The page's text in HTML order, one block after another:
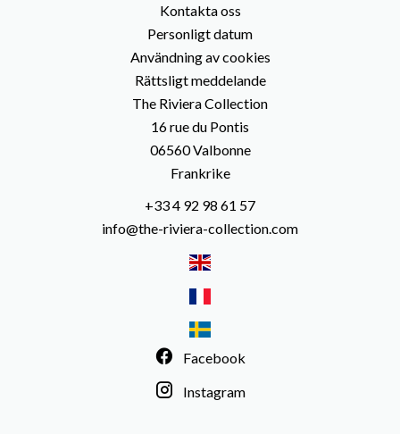
Kontakta oss
Personligt datum
Användning av cookies
Rättsligt meddelande
The Riviera Collection
16 rue du Pontis
06560Valbonne
Frankrike
+33 4 92 98 61 57
info@the-riviera-collection.com
Facebook
Instagram